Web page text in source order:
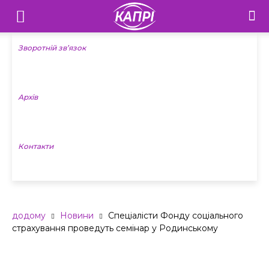
Телебачення
«Капрі»
Новини
Зворотній зв’язок
Архів
Контакти
додому Новини
Спеціалісти Фонду соціального
страхування проведуть семінар у Родинському